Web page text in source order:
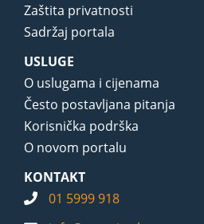
Zaštita privatnosti
Sadržaj portala
USLUGE
O uslugama i cijenama
Često postavljana pitanja
Korisnička podrška
O novom portalu
KONTAKT
01 5999 918